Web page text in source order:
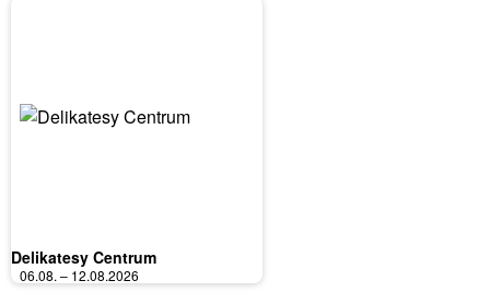
Delikatesy Centrum
06.08. – 12.08.2026